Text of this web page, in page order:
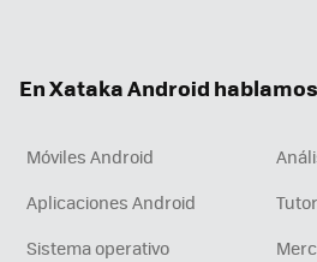
En Xataka Android
Móviles Android
Aplicaciones Android
Sistema operativo